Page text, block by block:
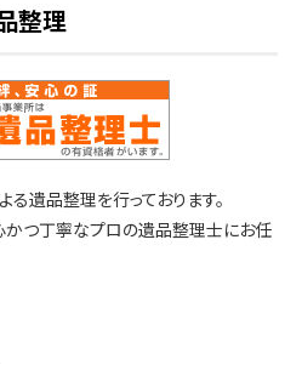
整理
遺品整理を行っております。
かつ丁寧なプロの遺品整理士にお任